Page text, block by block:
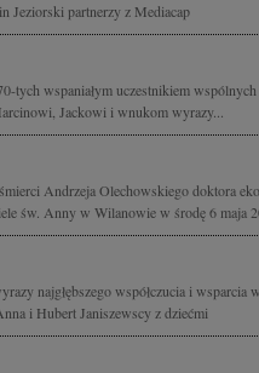
Jeziorski partnerzy z Mediacap
tych wspaniałym uczestnikiem
Jackowi i wnukom wyrazy...
Andrzeja Olechowskiego doktora
św. Anny w Wilanowie w środę 6 maja
najgłębszego współczucia i wsparcia
i Hubert Janiszewscy z dziećmi